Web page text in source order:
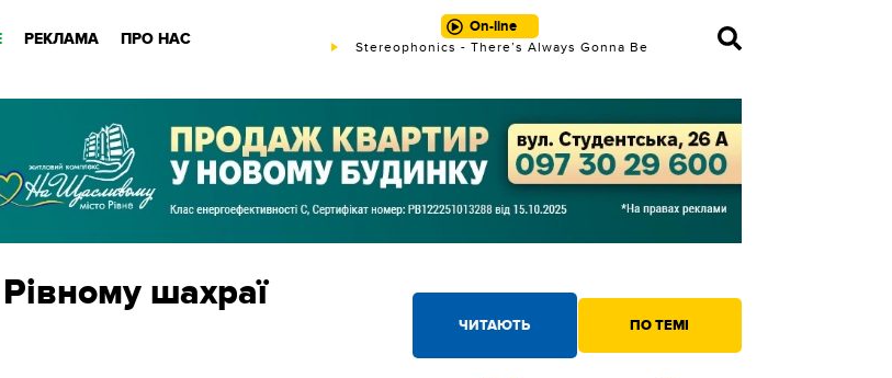
РЕКЛАМА ПРО НАС
On-line
Stereophonics - There’s Always Gonna Be
Рівному шахраї
ЧИТАЮТЬ ПО ТЕМІ